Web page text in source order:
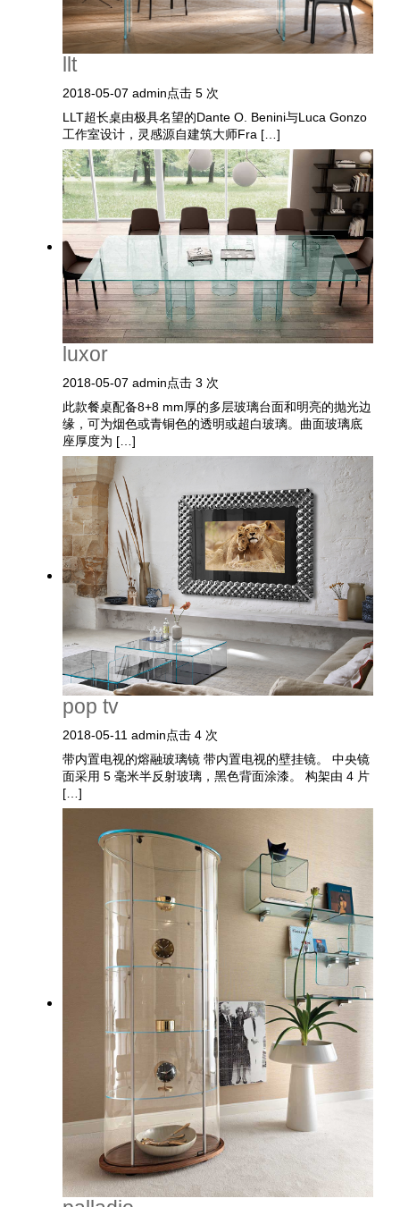
llt
2018-05-07 admin点击 5 次
LLT超长桌由极具名望的Dante O. Benini与Luca Gonzo
工作室设计，灵感源自建筑大师Fra […]
luxor
2018-05-07 admin点击 3 次
此款餐桌配备8+8 mm厚的多层玻璃台面和明亮的抛光边
缘，可为烟色或青铜色的透明或超白玻璃。曲面玻璃底
座厚度为 […]
pop tv
2018-05-11 admin点击 4 次
带内置电视的熔融玻璃镜 带内置电视的壁挂镜。 中央镜
面采用 5 毫米半反射玻璃，黑色背面涂漆。 构架由 4 片
[…]